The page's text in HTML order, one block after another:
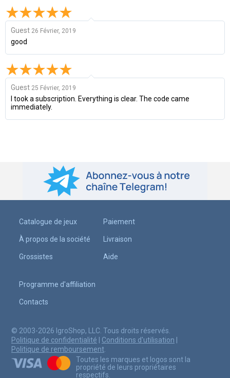
Guest 26 Février, 2019
good
Guest 25 Février, 2019
I took a subscription. Everything is clear. The code came
immediately.
Catalogue de jeux
À propos de la société
Grossistes
Paiement
Livraison
Aide
Programme d'affiliation
Contacts
© 2003-2026 IgroShop, LLC. Tous droits réservés.
Politique de confidentialité
Conditions d'utilisation
Politique de remboursement.
Toutes les marques et logos sont la
propriété de leurs propriétaires
respectifs.